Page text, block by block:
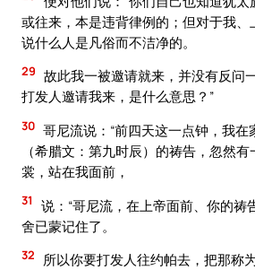
或往来，本是违背律例的；但对于我
说什么人是凡俗而不洁净的。
29 故此我一被邀请就来，并没有反问
打发人邀请我来，是什么意思？”
30 哥尼流说：“前四天这一点钟，我在
（希腊文：第九时辰）的祷告，忽然
裳，站在我面前，
31
说：“哥尼流，在上帝面前、你的祷
舍已蒙记住了。
32 所以你要打发人往约帕去，把那称